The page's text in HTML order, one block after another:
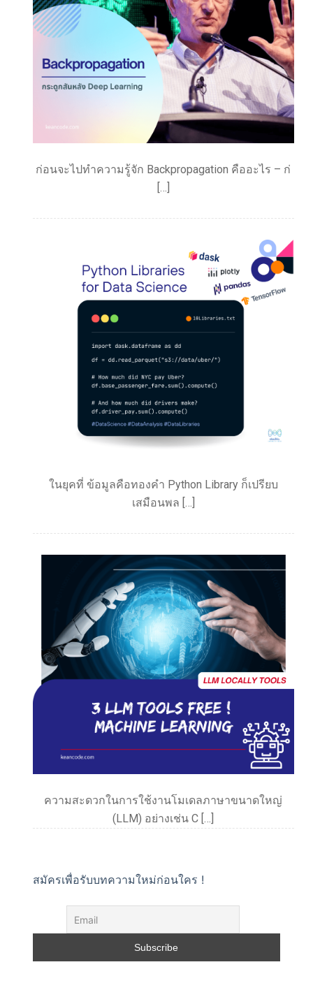
ก่อนจะไปทำความรู้จัก Backpropagation คืออะไร – ก่
[…]
ในยุคที่ ข้อมูลคือทองคำ Python Library ก็เปรียบ
เสมือนพล […]
ความสะดวกในการใช้งานโมเดลภาษาขนาดใหญ่
(LLM) อย่างเช่น C […]
สมัครเพื่อรับบทความใหม่ก่อนใคร !